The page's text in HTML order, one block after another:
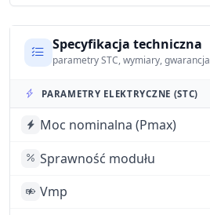
Specyfikacja techniczna
parametry STC, wymiary, gwarancja
PARAMETRY ELEKTRYCZNE (STC)
Moc nominalna (Pmax)
Sprawność modułu
Vmp